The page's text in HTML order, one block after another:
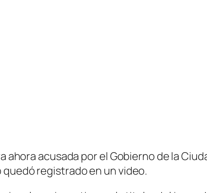
ahora acusada por el Gobierno de la
quedó registrado en un video.